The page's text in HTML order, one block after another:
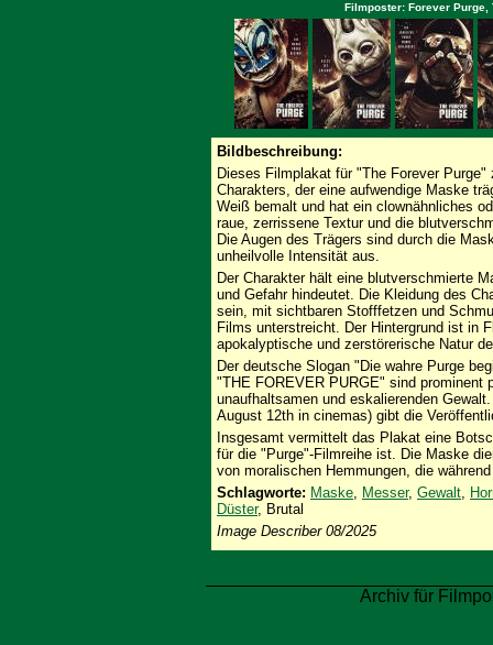
Filmposter: Forever Purge,
Bildbeschreibung:
Dieses Filmplakat für "The Forever
Charakters, der eine aufwendige Maske
Weiß bemalt und hat ein clownähnliches
raue, zerrissene Textur und die
Die Augen des Trägers sind durch die
unheilvolle Intensität aus.
Der Charakter hält eine blutverschmierte
und Gefahr hindeutet. Die Kleidung des
sein, mit sichtbaren Stofffetzen und
Films unterstreicht. Der Hintergrund ist in
apokalyptische und zerstörerische Natur
Der deutsche Slogan "Die wahre Purge
"THE FOREVER PURGE" sind prominent
unaufhaltsamen und eskalierenden
August 12th in cinemas) gibt die
Insgesamt vermittelt das Plakat eine
für die "Purge"-Filmreihe ist. Die Maske
von moralischen Hemmungen, die
Schlagworte: Maske, Messer, Gewalt,
Düster, Brutal
Image Describer 08/2025
Archiv für